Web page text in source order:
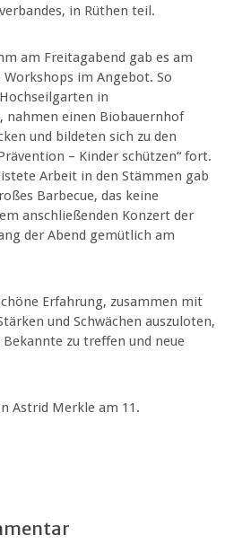
in Rüthen teil.
am Freitagabend gab es am
im Angebot. So
in
nahmen einen Biobauernhof
und bildeten sich zu den
– Kinder schützen“ fort.
Arbeit in den Stämmen gab
Barbecue, das keine
anschließenden Konzert der
der Abend gemütlich am
Erfahrung, zusammen mit
und Schwächen auszuloten,
zu treffen und neue
Astrid Merkle am 11.